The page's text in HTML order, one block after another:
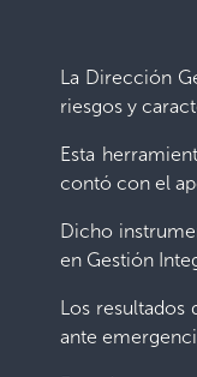
La Dirección
riesgos y
Esta
contó con el
Dicho
en Gestión
Los resultados
ante